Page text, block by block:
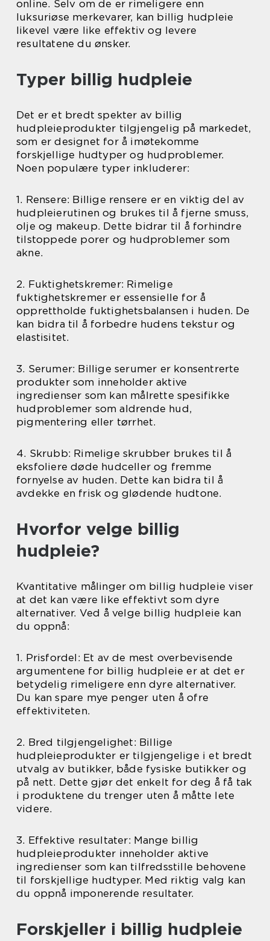
online. Selv om de er rimeligere enn
luksuriøse merkevarer, kan billig hudpleie
likevel være like effektiv og levere
resultatene du ønsker.
Typer billig hudpleie
Det er et bredt spekter av billig
hudpleieprodukter tilgjengelig på markedet,
som er designet for å imøtekomme
forskjellige hudtyper og hudproblemer.
Noen populære typer inkluderer:
1. Rensere: Billige rensere er en viktig del av
hudpleierutinen og brukes til å fjerne smuss,
olje og makeup. Dette bidrar til å forhindre
tilstoppede porer og hudproblemer som
akne.
2. Fuktighetskremer: Rimelige
fuktighetskremer er essensielle for å
opprettholde fuktighetsbalansen i huden. De
kan bidra til å forbedre hudens tekstur og
elastisitet.
3. Serumer: Billige serumer er konsentrerte
produkter som inneholder aktive
ingredienser som kan målrette spesifikke
hudproblemer som aldrende hud,
pigmentering eller tørrhet.
4. Skrubb: Rimelige skrubber brukes til å
eksfoliere døde hudceller og fremme
fornyelse av huden. Dette kan bidra til å
avdekke en frisk og glødende hudtone.
Hvorfor velge billig
hudpleie?
Kvantitative målinger om billig hudpleie viser
at det kan være like effektivt som dyre
alternativer. Ved å velge billig hudpleie kan
du oppnå:
1. Prisfordel: Et av de mest overbevisende
argumentene for billig hudpleie er at det er
betydelig rimeligere enn dyre alternativer.
Du kan spare mye penger uten å ofre
effektiviteten.
2. Bred tilgjengelighet: Billige
hudpleieprodukter er tilgjengelige i et bredt
utvalg av butikker, både fysiske butikker og
på nett. Dette gjør det enkelt for deg å få tak
i produktene du trenger uten å måtte lete
videre.
3. Effektive resultater: Mange billig
hudpleieprodukter inneholder aktive
ingredienser som kan tilfredsstille behovene
til forskjellige hudtyper. Med riktig valg kan
du oppnå imponerende resultater.
Forskjeller i billig hudpleie